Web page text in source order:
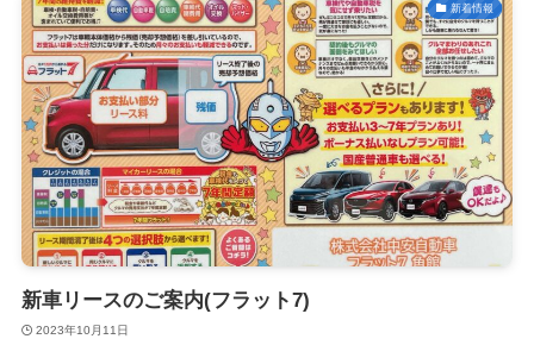
新着情報
新車リースのご案内(フラット7)
2023年10月11日